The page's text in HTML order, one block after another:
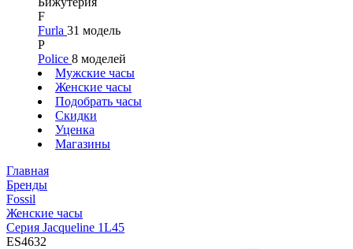
F
Furla 31 модель
P
Police 8 моделей
Мужские часы
Женские часы
Подобрать часы
Скидки
Уценка
Магазины
Главная
Бренды
Fossil
Женские часы
Серия Jacqueline 1L45
ES4632